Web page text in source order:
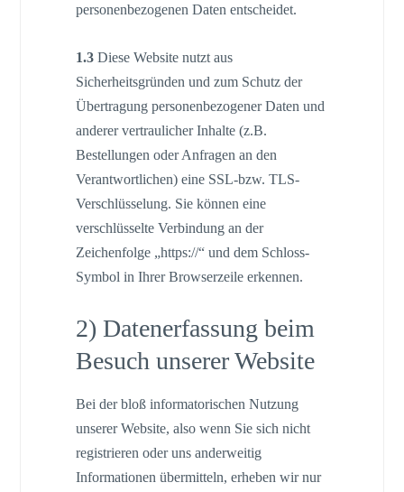
personenbezogenen Daten entscheidet.
1.3Diese Website nutzt aus
Sicherheitsgründen und zum Schutz der
Übertragung personenbezogener Daten und
anderer vertraulicher Inhalte (z.B.
Bestellungen oder Anfragen an den
Verantwortlichen) eine SSL-bzw. TLS-
Verschlüsselung. Sie können eine
verschlüsselte Verbindung an der
Zeichenfolge „https://“ und dem Schloss-
Symbol in Ihrer Browserzeile erkennen.
2) Datenerfassung beim
Besuch unserer Website
Bei der bloß informatorischen Nutzung
unserer Website, also wenn Sie sich nicht
registrieren oder uns anderweitig
Informationen übermitteln, erheben wir nur